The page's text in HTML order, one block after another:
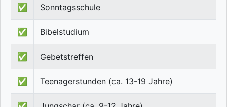
✅ Sonntagsschule
✅ Bibelstudium
✅ Gebetstreffen
✅ Teenagerstunden (ca. 13-19 Jahre)